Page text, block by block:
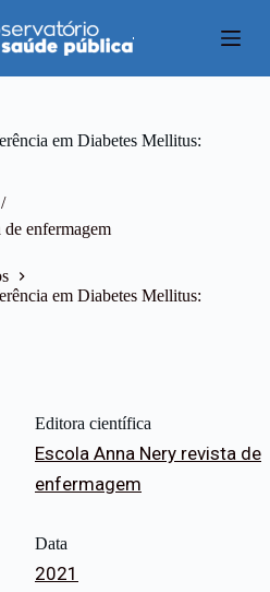
em Diabetes Mellitus:
enfermagem
em Diabetes Mellitus:
Editora científica
Escola Anna Nery revista de
enfermagem
Data
2021